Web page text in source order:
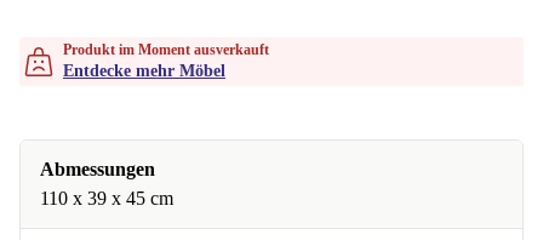
Produkt im Moment ausverkauft
Entdecke mehr Möbel
Abmessungen
110 x 39 x 45 cm